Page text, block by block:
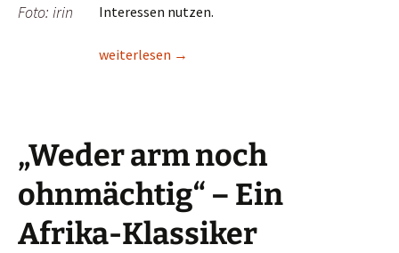
Foto: irin
Interessen nutzen.
Lesetipp/cicero: Sparpläne der Ampel –
weiterlesen →
„Weder arm noch
ohnmächtig“ – Ein
Afrika-Klassiker